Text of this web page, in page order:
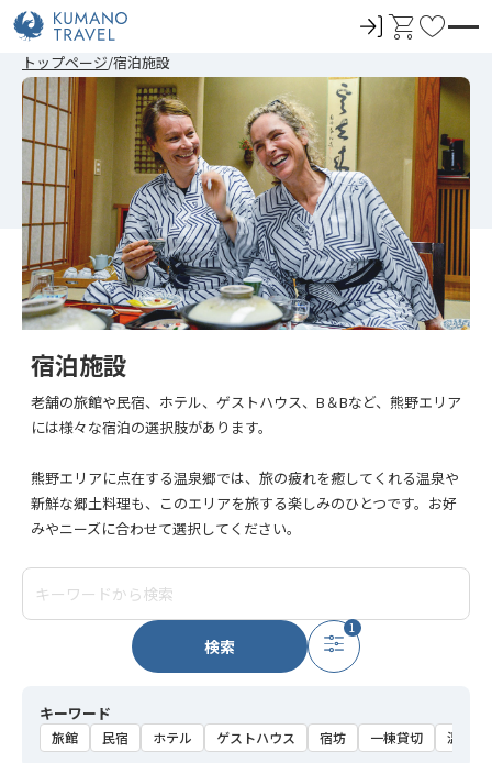
ロ
イ
ン
カ
ト
お
に
入
り
トップページ 宿泊施設
宿泊施設
老舗の旅館や民宿、ホテル、ゲストハウス、B＆Bなど、熊野エリア
には様々な宿泊の選択肢があります。
熊野エリアに点在する温泉郷では、旅の疲れを癒してくれる温泉や
新鮮な郷土料理も、このエリアを旅する楽しみのひとつです。お好
みやニーズに合わせて選択してください。
検索
1
キーワード
旅館 民宿 ホテル ゲストハウス 宿坊 一棟貸切 温泉